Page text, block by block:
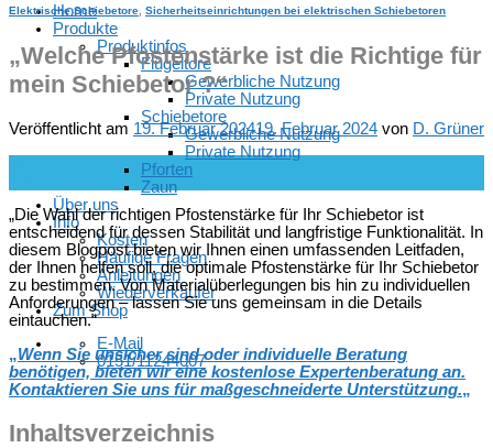
Home
Produkte
Produktinfos
Flügeltore
Gewerbliche Nutzung
Private Nutzung
Schiebetore
Gewerbliche Nutzung
Private Nutzung
Pforten
Zaun
Über uns
Info
Kosten
Häufige Fragen
Anleitungen
Wiederverkäufer
Zum Shop
E-Mail
0151/11244007
Elektrische Schiebetore Sicherheitseinrichtungen bei elektrischen Schiebetoren
„Welche Pfostenstärke ist die Richtige für
mein Schiebetor ?“
Veröffentlicht am 19. Februar 202419. Februar 2024 von D. Grüner
„Die Wahl der richtigen Pfostenstärke für Ihr Schiebetor ist
entscheidend für dessen Stabilität und langfristige Funktionalität. In
diesem Blogpost bieten wir Ihnen einen umfassenden Leitfaden,
der Ihnen helfen soll, die optimale Pfostenstärke für Ihr Schiebetor
zu bestimmen. Von Materialüberlegungen bis hin zu individuellen
Anforderungen – lassen Sie uns gemeinsam in die Details
eintauchen.“
„Wenn Sie unsicher sind oder individuelle Beratung
benötigen, bieten wir eine kostenlose Expertenberatung an.
Kontaktieren Sie uns für maßgeschneiderte Unterstützung.„
Inhaltsverzeichnis